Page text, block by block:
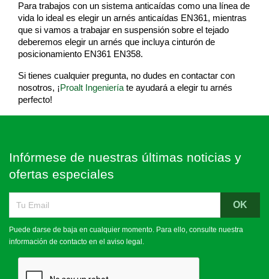
Para trabajos con un sistema anticaídas como una línea de
vida lo ideal es elegir un arnés anticaídas EN361, mientras
que si vamos a trabajar en suspensión sobre el tejado
deberemos elegir un arnés que incluya cinturón de
posicionamiento EN361 EN358.
Si tienes cualquier pregunta, no dudes en contactar con
nosotros, ¡Proalt Ingeniería te ayudará a elegir tu arnés
perfecto!
Infórmese de nuestras últimas noticias y
ofertas especiales
Puede darse de baja en cualquier momento. Para ello, consulte nuestra
información de contacto en el aviso legal.